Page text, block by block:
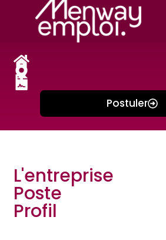
Postuler
L'entreprise
Poste
Profil